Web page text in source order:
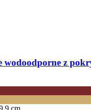
wodoodporne z
cm